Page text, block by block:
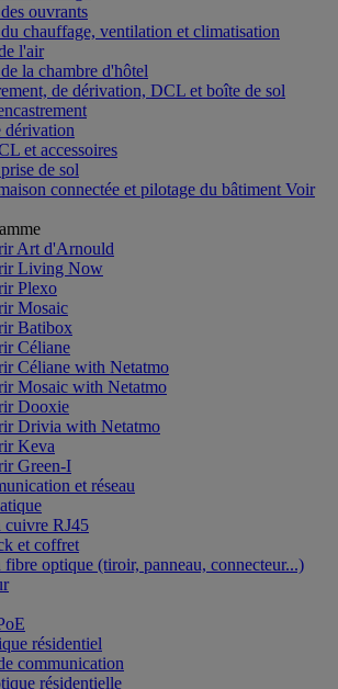
ouvrants
chauffage, ventilation et climatisation
l'air
la chambre d'hôtel
de dérivation, DCL et boîte de sol
dérivation
et accessoires
de sol
connectée et pilotage du bâtiment Voir
Art d'Arnould
Living Now
Plexo
Mosaic
Batibox
Céliane
Céliane with Netatmo
Mosaic with Netatmo
Dooxie
Drivia with Netatmo
Keva
Green-I
et réseau
cuivre RJ45
et coffret
fibre optique (tiroir, panneau, connecteur...)
résidentiel
communication
résidentielle